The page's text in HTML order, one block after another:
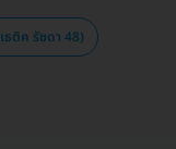
ธติค รัชดา 48)